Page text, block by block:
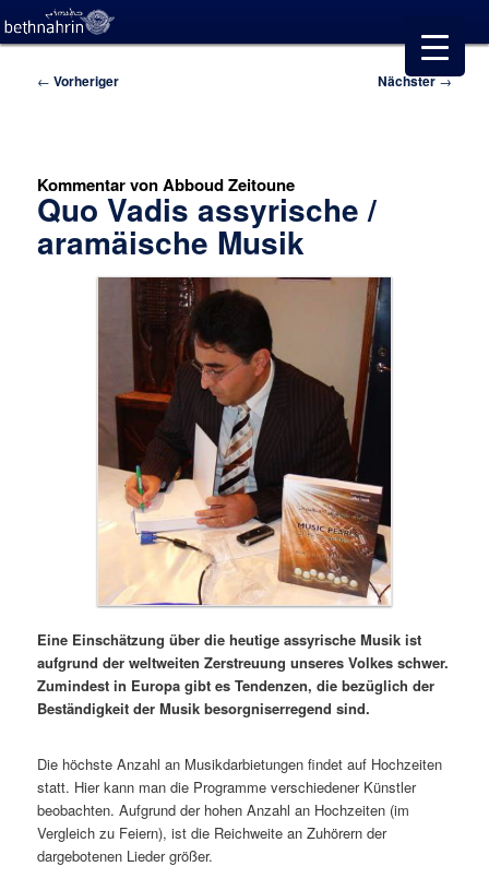
Beitragsnavigation
← Vorheriger Nächster→
Kommentar von Abboud Zeitoune
Quo Vadis assyrische /
aramäische Musik
Eine Einschätzung über die heutige assyrische Musik ist
aufgrund der weltweiten Zerstreuung unseres Volkes schwer.
Zumindest in Europa gibt es Tendenzen, die bezüglich der
Beständigkeit der Musik besorgniserregend sind.
Die höchste Anzahl an Musikdarbietungen findet auf Hochzeiten
statt. Hier kann man die Programme verschiedener Künstler
beobachten. Aufgrund der hohen Anzahl an Hochzeiten (im
Vergleich zu Feiern), ist die Reichweite an Zuhörern der
dargebotenen Lieder größer.